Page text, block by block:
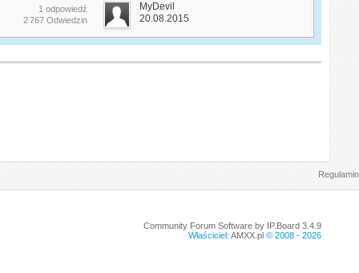
1 odpowiedź
2 767 Odwiedzin
MyDevil
20.08.2015
Regulamin
Community Forum Software by IP.Board 3.4.9
Właściciel: AMXX.pl© 2008 - 2026